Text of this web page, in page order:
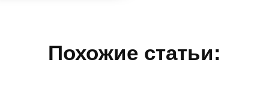
Похожие статьи: